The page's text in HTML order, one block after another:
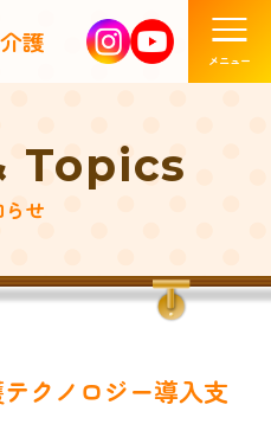
護
らせ
Topics
クノロジー導入支